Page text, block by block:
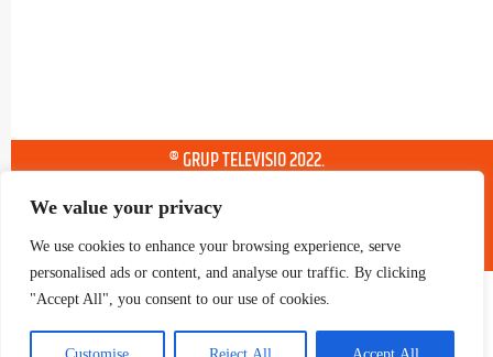
We value your privacy
We use cookies to enhance your browsing experience, serve
personalised ads or content, and analyse our traffic. By clicking
"Accept All", you consent to our use of cookies.
® GRUP TELEVISIO 2022.
TOTS ELS DRETS RESERVATS